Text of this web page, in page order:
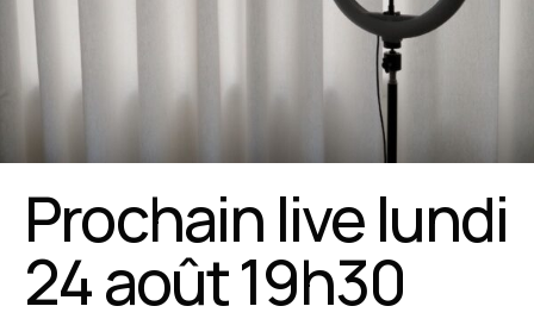
Prochain live lundi
24 août 19h30